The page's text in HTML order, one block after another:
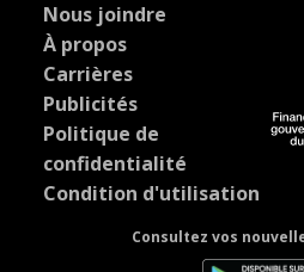
Nous joindre
À propos
Carrières
Publicités
Politique de
confidentialité
Condition d'utilisation
Consultez vos